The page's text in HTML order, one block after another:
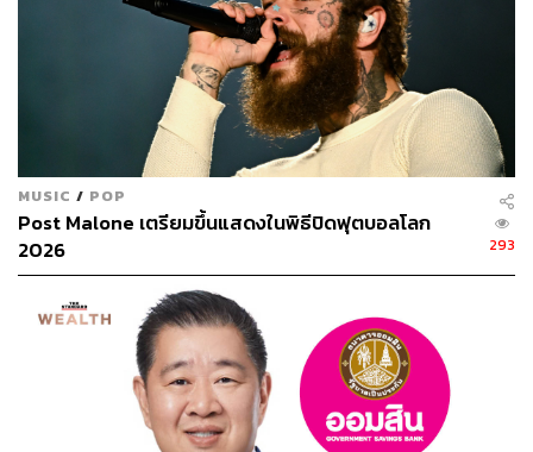
MUSIC / POP
Post Malone เตรียมขึ้นแสดงในพิธีปิดฟุตบอลโลก
2026
293